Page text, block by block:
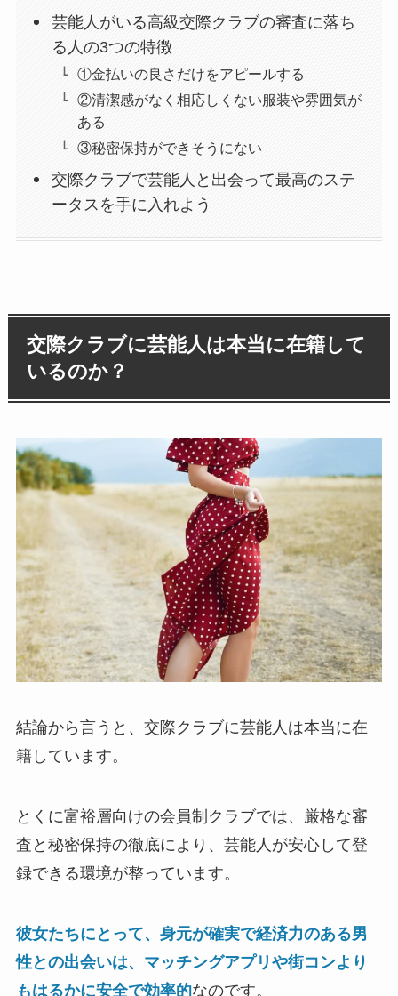
芸能人がいる高級交際クラブの審査に落ち
る人の3つの特徴
①金払いの良さだけをアピールする
②清潔感がなく相応しくない服装や雰囲気が
ある
③秘密保持ができそうにない
交際クラブで芸能人と出会って最高のステ
ータスを手に入れよう
交際クラブに芸能人は本当に在籍して
いるのか？
結論から言うと、交際クラブに芸能人は本当に在
籍しています。
とくに富裕層向けの会員制クラブでは、厳格な審
査と秘密保持の徹底により、芸能人が安心して登
録できる環境が整っています。
彼女たちにとって、身元が確実で経済力のある男
性との出会いは、マッチングアプリや街コンより
もはるかに安全で効率的なのです。